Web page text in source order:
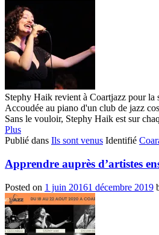
Stephy Haik revient à Coartjazz pour la
Accoudée au piano d'un club de jazz
Sans le vouloir, Stephy Haik est sur
Plus
Publié dans Ils sont venus Identifié
Apprendre auprès d’artistes
Posted on 1 juin 20161 décembre 2019